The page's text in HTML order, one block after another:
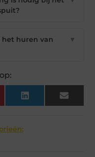
huren van
▼
LinkedIn Email